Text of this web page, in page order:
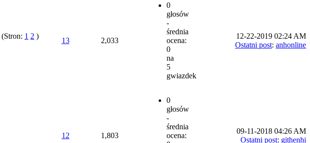
(Stron: 1 2 )
13 2,033
0
głosów
-
średnia
ocena:
0
na
5
gwiazdek
12-22-2019 02:24 AM
Ostatni post: anhonline
12 1,803
0
głosów
-
średnia
ocena:
09-11-2018 04:26 AM
Ostatni post: githenhi